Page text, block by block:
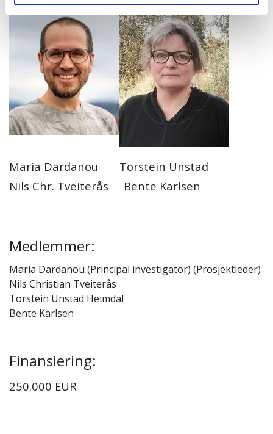
Maria Dardanou Torstein Unstad
Nils Chr. Tveiterås Bente Karlsen
Medlemmer:
Maria Dardanou (Principal investigator) (Prosjektleder)
Nils Christian Tveiterås
Torstein Unstad Heimdal
Bente Karlsen
Finansiering:
250.000 EUR